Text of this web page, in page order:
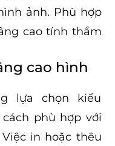
ảnh. Phù hợp
cao tính thẩm
cao hình
lựa chọn kiểu
phù hợp với
in hoặc thêu